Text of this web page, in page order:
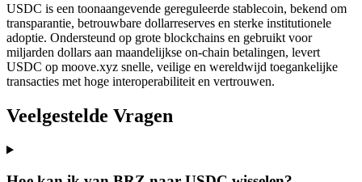
USDC is een toonaangevende gereguleerde stablecoin, bekend om
transparantie, betrouwbare dollarreserves en sterke institutionele
adoptie. Ondersteund op grote blockchains en gebruikt voor
miljarden dollars aan maandelijkse on-chain betalingen, levert
USDC op moove.xyz snelle, veilige en wereldwijd toegankelijke
transacties met hoge interoperabiliteit en vertrouwen.
Veelgestelde Vragen